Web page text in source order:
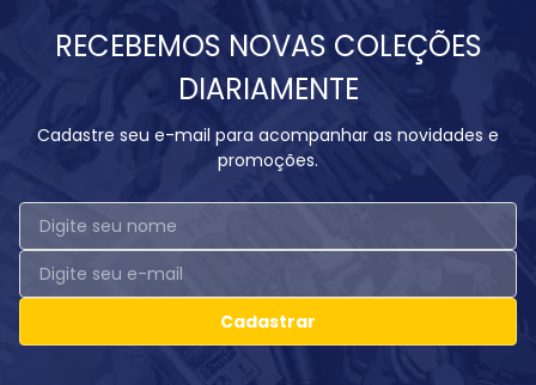
RECEBEMOS NOVAS COLEÇÕES
DIARIAMENTE
Cadastre seu e-mail para acompanhar as novidades e
promoções.
Cadastrar